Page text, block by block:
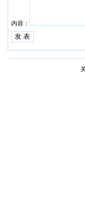
内容：